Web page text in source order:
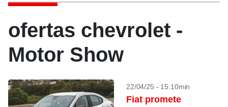
ofertas chevrolet -
Motor Show
22/04/25 - 15:10min
Fiat promete